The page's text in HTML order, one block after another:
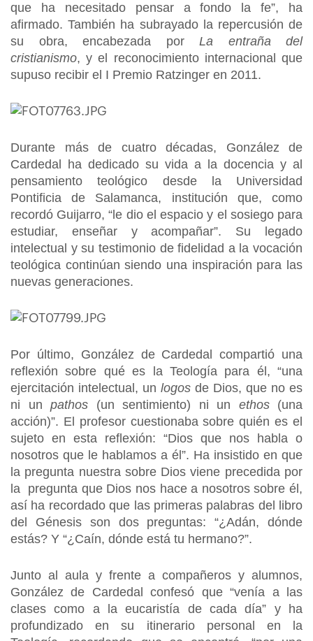
que ha necesitado pensar a fondo la fe”, ha
afirmado. También ha subrayado la repercusión de
su obra, encabezada por La entraña del
cristianismo, y el reconocimiento internacional que
supuso recibir el I Premio Ratzinger en 2011.
Durante más de cuatro décadas, González de
Cardedal ha dedicado su vida a la docencia y al
pensamiento teológico desde la Universidad
Pontificia de Salamanca, institución que, como
recordó Guijarro, “le dio el espacio y el sosiego para
estudiar, enseñar y acompañar”. Su legado
intelectual y su testimonio de fidelidad a la vocación
teológica continúan siendo una inspiración para las
nuevas generaciones.
Por último, González de Cardedal compartió una
reflexión sobre qué es la Teología para él, “una
ejercitación intelectual, un logos de Dios, que no es
ni un pathos (un sentimiento) ni un ethos(una
acción)”. El profesor cuestionaba sobre quién es el
sujeto en esta reflexión: “Dios que nos habla o
nosotros que le hablamos a él”. Ha insistido en que
la pregunta nuestra sobre Dios viene precedida por
la pregunta que Dios nos hace a nosotros sobre él,
así ha recordado que las primeras palabras del libro
del Génesis son dos preguntas: “¿Adán, dónde
estás? Y “¿Caín, dónde está tu hermano?”.
Junto al aula y frente a compañeros y alumnos,
González de Cardedal confesó que “venía a las
clases como a la eucaristía de cada día” y ha
profundizado en su itinerario personal en la